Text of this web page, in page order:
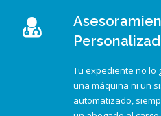
Tu expediente no lo
una máquina ni un
automatizado,